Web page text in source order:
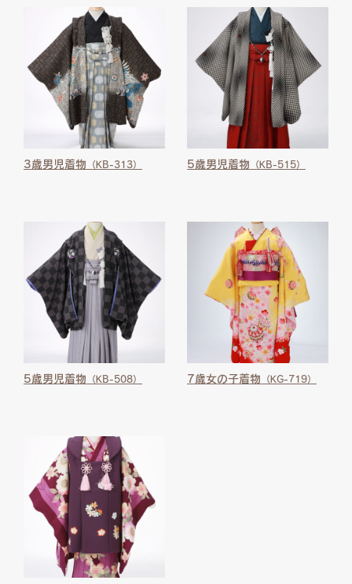
3歳男児着物 （KB-313） 5歳男児着物 （KB-515）
5歳男児着物 （KB-508） 7歳女の子着物 （KG-719）